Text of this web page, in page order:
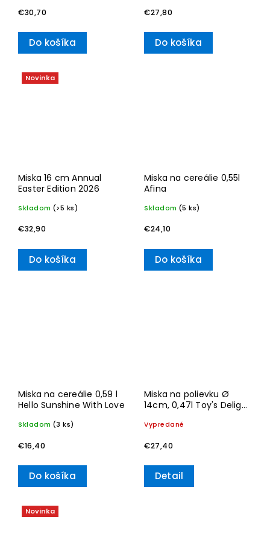
€30,70
Do košíka
€27,80
Do košíka
Novinka
Miska 16 cm Annual
Easter Edition 2026
Skladom (>5 ks)
€32,90
Do košíka
Miska na cereálie 0,55l
Afina
Skladom (5 ks)
€24,10
Do košíka
Miska na cereálie 0,59 l
Hello Sunshine With Love
Skladom (3 ks)
€16,40
Do košíka
Miska na polievku Ø
14cm, 0,47l Toy's Delight
Vypredané
€27,40
Detail
Novinka